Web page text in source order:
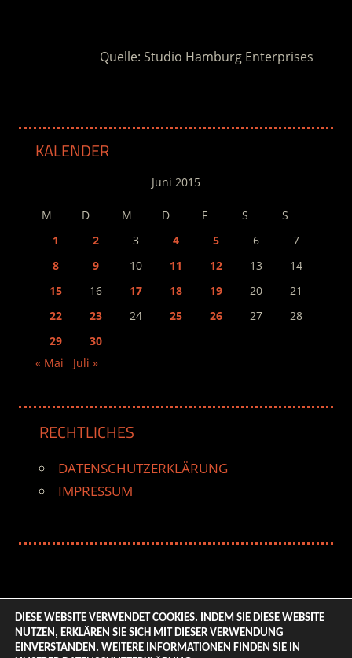
Quelle: Studio Hamburg Enterprises
KALENDER
Juni 2015
M D M D F S
S
1
2 3 4 5 6
7
8
9 10 11 12 13
14
15
16 17 18 19 20
21
22
23 24 25 26 27
28
29
30
« Mai
Juli »
RECHTLICHES
DATENSCHUTZERKLÄRUNG
IMPRESSUM
© 2026 ENTERTAINMENT BASE – Life & Style Magazine.
DIESE WEBSITE VERWENDET COOKIES. INDEM SIE DIESE WEBSITE
NUTZEN, ERKLÄREN SIE SICH MIT DIESER VERWENDUNG
EINVERSTANDEN. WEITERE INFORMATIONEN FINDEN SIE IN